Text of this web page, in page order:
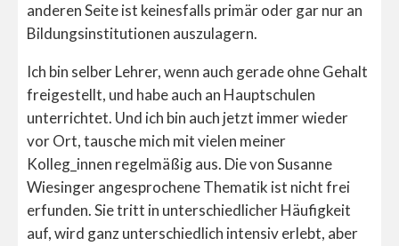
anderen Seite ist keinesfalls primär oder gar nur an
Bildungsinstitutionen auszulagern.
Ich bin selber Lehrer, wenn auch gerade ohne Gehalt
freigestellt, und habe auch an Hauptschulen
unterrichtet. Und ich bin auch jetzt immer wieder
vor Ort, tausche mich mit vielen meiner
Kolleg_innen regelmäßig aus. Die von Susanne
Wiesinger angesprochene Thematik ist nicht frei
erfunden. Sie tritt in unterschiedlicher Häufigkeit
auf, wird ganz unterschiedlich intensiv erlebt, aber